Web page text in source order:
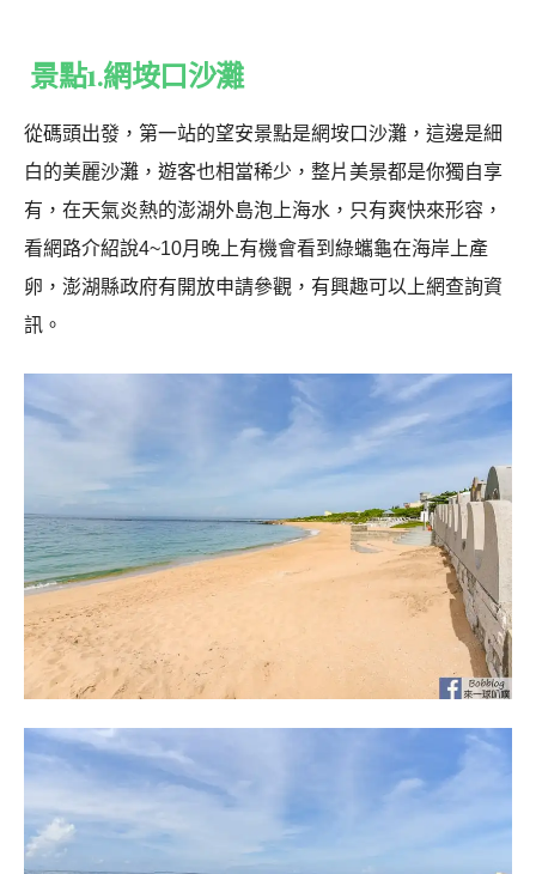
景點1.網垵口沙灘
從碼頭出發，第一站的望安景點是網垵口沙灘，這邊是細
白的美麗沙灘，遊客也相當稀少，整片美景都是你獨自享
有，在天氣炎熱的澎湖外島泡上海水，只有爽快來形容，
看網路介紹說4~10月晚上有機會看到綠蠵龜在海岸上產
卵，澎湖縣政府有開放申請參觀，有興趣可以上網查詢資
訊。